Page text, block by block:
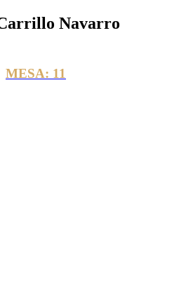
Navarro
MESA: 11